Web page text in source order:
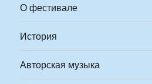
О фестивале
История
Авторская музыка